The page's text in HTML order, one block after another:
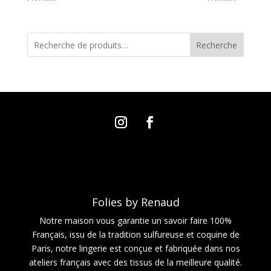
Recherche
Folies by Renaud
Notre maison vous garantie un savoir faire 100%
Français, issu de la tradition sulfureuse et coquine de
Paris, notre lingerie est conçue et fabriquée dans nos
ateliers français avec des tissus de la meilleure qualité.